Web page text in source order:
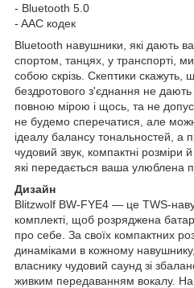
- Bluetooth 5.0
- AAC кодек
Bluetooth навушники, які дають
спортом, танцях, у транспорті,
собою скрізь. Скептики скажуть,
бездротового з'єднання не дають
повною мірою і щось, та не
не будемо сперечатися, але
ідеалу балансу тональностей, а
чудовий звук, компактні розміри
які передається ваша улюблена
Дизайн
Blitzwolf BW-FYE4 — це TWS-
комплекті, щоб розряджена
про себе. За своїх компактних
динаміками в кожному
власнику чудовий саунд зі
живким передаванням вокалу. На